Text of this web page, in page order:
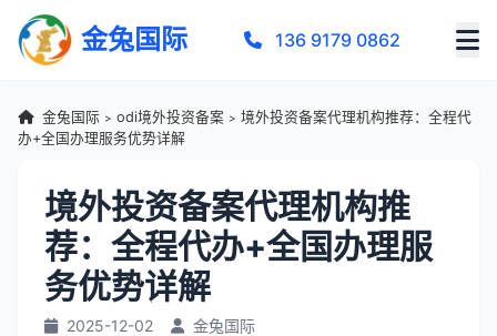
金兔国际 136 9179 0862
金兔国际 > odi境外投资备案 > 境外投资备案代理机构推荐：全程代
办+全国办理服务优势详解
境外投资备案代理机构推
荐：全程代办+全国办理服
务优势详解
2025-12-02 金兔国际